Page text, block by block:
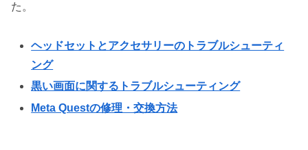
た。
ヘッドセットとアクセサリーのトラブルシューティ
ング
黒い画面に関するトラブルシューティング
Meta Questの修理・交換方法